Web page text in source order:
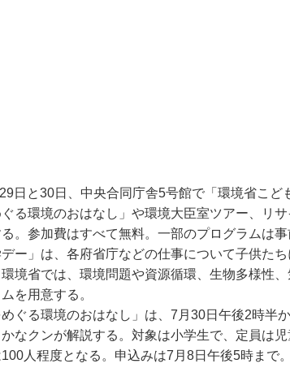
日と30日、中央合同庁舎5号館で「環境省こど
る環境のおはなし」や環境大臣室ツアー、リ
。参加費はすべて無料。一部のプログラムは事
ー」は、各府省庁などの仕事について子供た
境省では、環境問題や資源循環、生物多様性
を用意する。
ぐる環境のおはなし」は、7月30日午後2時半
なクンが解説する。対象は小学生で、定員は
人程度となる。申込みは7月8日午後5時まで